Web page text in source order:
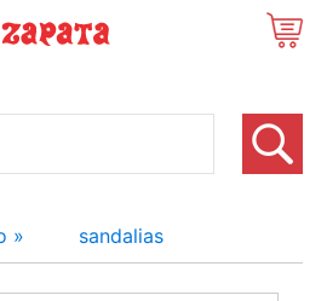
» sandalias